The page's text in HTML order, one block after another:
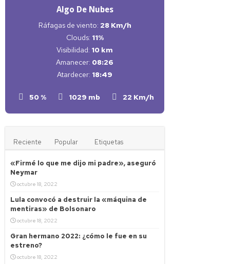
Algo De Nubes
50 % 1029 mb 22 Km/h
Ráfagas de viento: 28 Km/h
Clouds: 11%
Visibilidad: 10 km
Amanecer: 08:26
Atardecer: 18:49
Reciente Popular Etiquetas
«Firmé lo que me dijo mi padre», aseguró
Neymar
octubre 18, 2022
Lula convocó a destruir la «máquina de
mentiras» de Bolsonaro
octubre 18, 2022
Gran hermano 2022: ¿cómo le fue en su
estreno?
octubre 18, 2022